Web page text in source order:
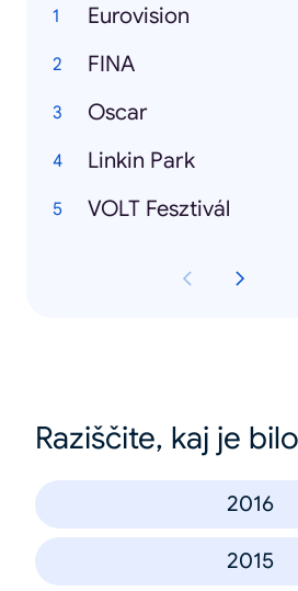
Eurovision
FINA
Oscar
Linkin Park
VOLT Fesztivál
Raziščite, kaj je
2016
2015